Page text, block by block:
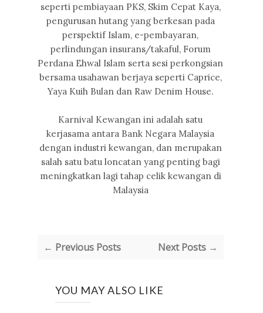
seperti pembiayaan PKS, Skim Cepat Kaya,
pengurusan hutang yang berkesan pada
perspektif Islam, e-pembayaran,
perlindungan insurans/takaful, Forum
Perdana Ehwal Islam serta sesi perkongsian
bersama usahawan berjaya seperti Caprice,
Yaya Kuih Bulan dan Raw Denim House.
Karnival Kewangan ini adalah satu
kerjasama antara Bank Negara Malaysia
dengan industri kewangan, dan merupakan
salah satu batu loncatan yang penting bagi
meningkatkan lagi tahap celik kewangan di
Malaysia
← Previous Posts Next Posts →
YOU MAY ALSO LIKE